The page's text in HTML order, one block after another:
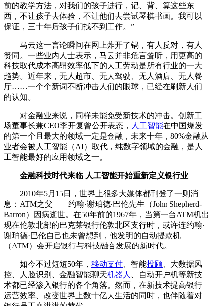
前的教学方法，对我们的孩子进行，记、背、算这些东
西，不让孩子去体验，不让他们去尝试琴棋书画。我可以
保证，三十年后孩子们找不到工作。”
马云这一言论瞬间在网上炸开了锅，有人反对，有人
赞同。一些业内人士表示，马云并非危言耸听，用更高的
科技取代成本高昂效率低下的人工劳动是所有行业的一大
趋势。近年来，无人超市、无人驾驶、无人酒店、无人餐
厅……一个个新词不断冲击人们的眼球，已经在刷新人们
的认知。
对金融业来说，同样未能免受新技术的冲击。创新工
场董事长兼CEO李开复曾公开表态， 人工智能在中国爆发
的第一个且最大的领域一定是金融，未来十年，80%金融从
业者会被人工智能（AI）取代，纯数字领域的金融，是人
工智能最好的应用领域之一。
金融科技时代来临 人工智能开始重新定义银行业
2010年5月15日，世界上很多大媒体都刊登了一则消
息：ATM之父——约翰·谢珀德·巴伦先生（John Shepherd-
Barron）因病逝世。在50年前的1967年，当第一台ATM机出
现在伦敦北部的巴克莱银行伦敦北区支行时，或许连约翰·
谢珀德·巴伦自己也未曾想到，他发明的自动提款机
（ATM）会开启银行与科技融合发展的新时代。
如今不过短短50年， 移动支付 、智能投顾 、大数据风
控、人脸识别、金融智能聊天机器人
、自动开户机等新技
术都已经渗入银行的各个角落。然而，在新技术提高银行
运营效率、改变世界上数十亿人生活的同时，也伴随着对